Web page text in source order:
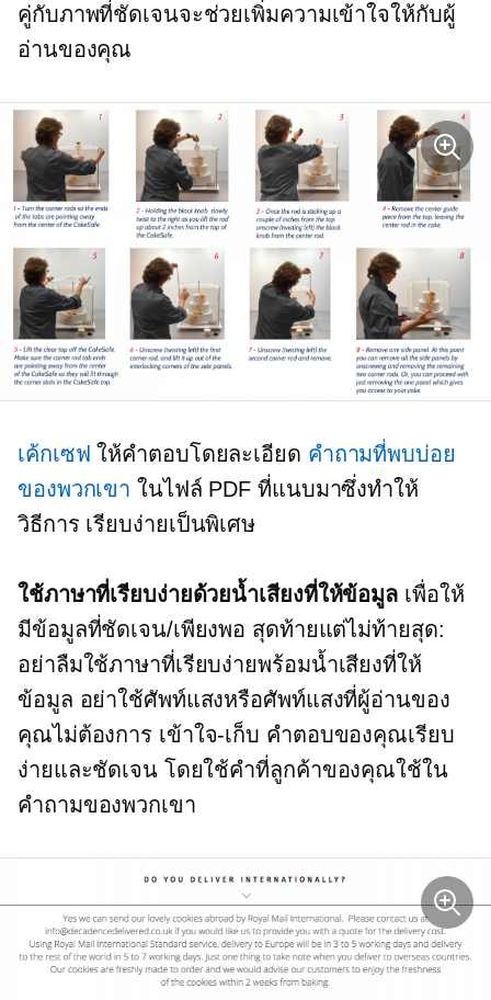
คู่กับภาพที่ชัดเจนจะช่วยเพิ่มความเข้าใจให้กับผู้
อ่านของคุณ
เค้กเซฟ ให้คำตอบโดยละเอียด คำถามที่พบบ่อย
ของพวกเขา ในไฟล์ PDF ที่แนบมาซึ่งทำให้
วิธีการ เรียบง่ายเป็นพิเศษ
ใช้ภาษาที่เรียบง่ายด้วยน้ำเสียงที่ให้ข้อมูล เพื่อให้
มีข้อมูลที่ชัดเจน/เพียงพอ สุดท้ายแต่ไม่ท้ายสุด:
อย่าลืมใช้ภาษาที่เรียบง่ายพร้อมน้ำเสียงที่ให้
ข้อมูล อย่าใช้ศัพท์แสงหรือศัพท์แสงที่ผู้อ่านของ
คุณไม่ต้องการ เข้าใจ-เก็บ คำตอบของคุณเรียบ
ง่ายและชัดเจน โดยใช้คำที่ลูกค้าของคุณใช้ใน
คำถามของพวกเขา